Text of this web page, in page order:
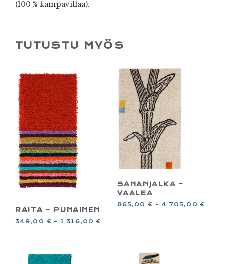
(100 % kampavillaa).
TUTUSTU MYÖS
RAITA – PUNAINEN
349,00 € – 1 316,00 €
SANANJALKA –
VAALEA
865,00 € – 4 705,00 €